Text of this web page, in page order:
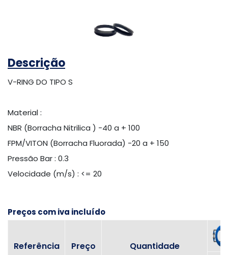
Descrição
V-RING DO TIPO S
Material :
NBR (Borracha Nitrilica ) -40 a + 100
FPM/VITON (Borracha Fluorada) -20 a + 150
Pressão Bar : 0.3
Velocidade (m/s) : <= 20
Preços com iva incluído
Referência Preço
Quantidade